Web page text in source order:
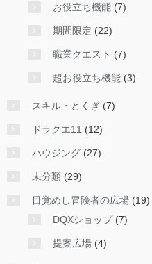
お役立ち機能 (7)
期間限定 (22)
職業クエスト (7)
超お役立ち機能 (3)
スキル・とくぎ (7)
ドラクエ11 (12)
ハウジング (27)
未分類 (29)
目覚めし冒険者の広場 (19)
DQXショップ(7)
提案広場 (4)